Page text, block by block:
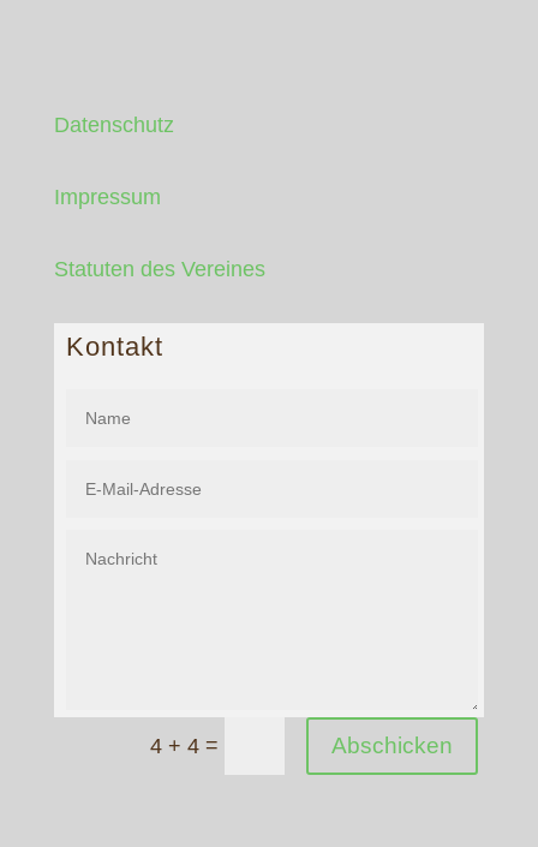
Datenschutz
Impressum
Statuten des Vereines
Kontakt
4 + 4 = Abschicken